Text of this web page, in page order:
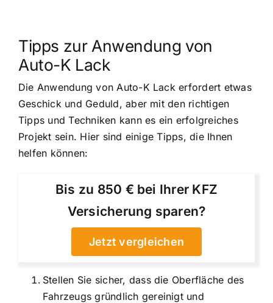
Tipps zur Anwendung von
Auto-K Lack
Die Anwendung von Auto-K Lack erfordert etwas
Geschick und Geduld, aber mit den richtigen
Tipps und Techniken kann es ein erfolgreiches
Projekt sein. Hier sind einige Tipps, die Ihnen
helfen können:
Bis zu 850 € bei Ihrer KFZ
Versicherung sparen?
Jetzt vergleichen
Stellen Sie sicher, dass die Oberfläche des
Fahrzeugs gründlich gereinigt und